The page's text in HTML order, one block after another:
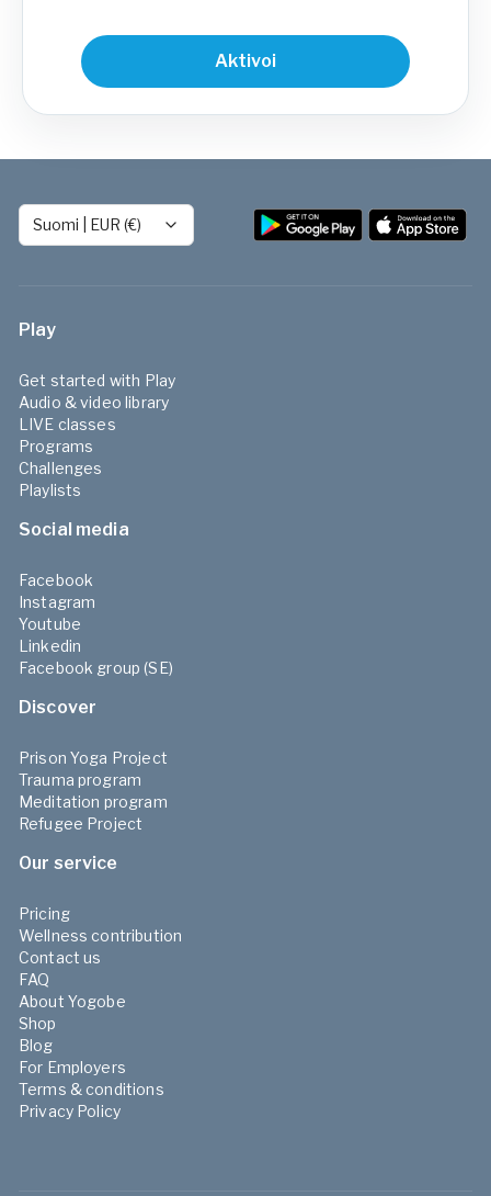
Aktivoi
Suomi EUR (€)
Play
Get started with Play
Audio & video library
LIVE classes
Programs
Challenges
Playlists
Social media
Facebook
Instagram
Youtube
Linkedin
Facebook group (SE)
Discover
Prison Yoga Project
Trauma program
Meditation program
Refugee Project
Our service
Pricing
Wellness contribution
Contact us
FAQ
About Yogobe
Shop
Blog
For Employers
Terms & conditions
Privacy Policy